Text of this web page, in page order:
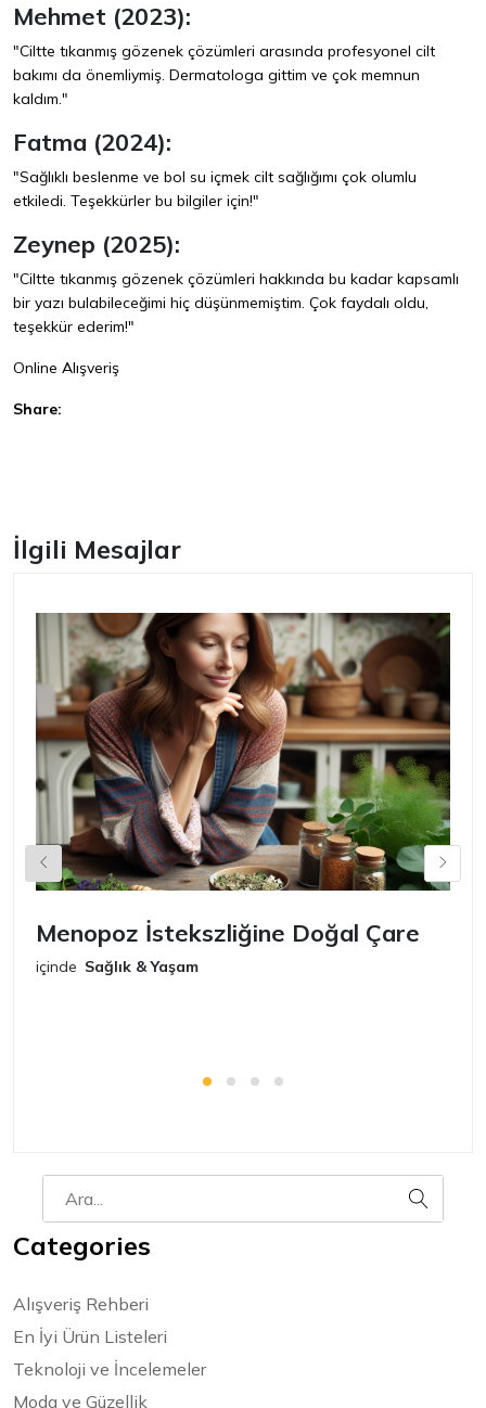
Mehmet (2023):
"Ciltte tıkanmış gözenek çözümleri arasında profesyonel cilt
bakımı da önemliymiş. Dermatologa gittim ve çok memnun
kaldım."
Fatma (2024):
"Sağlıklı beslenme ve bol su içmek cilt sağlığımı çok olumlu
etkiledi. Teşekkürler bu bilgiler için!"
Zeynep (2025):
"Ciltte tıkanmış gözenek çözümleri hakkında bu kadar kapsamlı
bir yazı bulabileceğimi hiç düşünmemiştim. Çok faydalı oldu,
teşekkür ederim!"
Online Alışveriş
Share:
İlgili Mesajlar
Menopoz İstekszliğine Doğal Çare
içinde Sağlık & Yaşam
Categories
Alışveriş Rehberi
En İyi Ürün Listeleri
Teknoloji ve İncelemeler
Moda ve Güzellik